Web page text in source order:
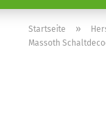
Startseite »
Massoth